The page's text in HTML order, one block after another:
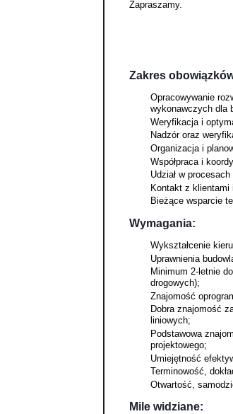
Zapraszamy.
Zakres
Opracowywanie
wykonawczych dla
Weryfikacja i
Nadzór oraz
Organizacja i
Współpraca i
Udział w
Kontakt z
Bieżące wsparcie
Wymagania:
Wykształcenie
Uprawnienia
Minimum 2-letnie
drogowych);
Znajomość
Dobra znajomość
liniowych;
Podstawowa
projektowego;
Umiejętność
Terminowość,
Otwartość,
Mile widziane: